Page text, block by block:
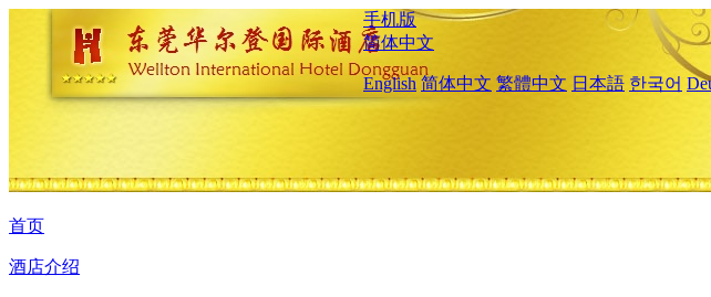
手机版
简体中文
English 简体中文 繁體中文 日本語 한국어
首页
酒店介绍